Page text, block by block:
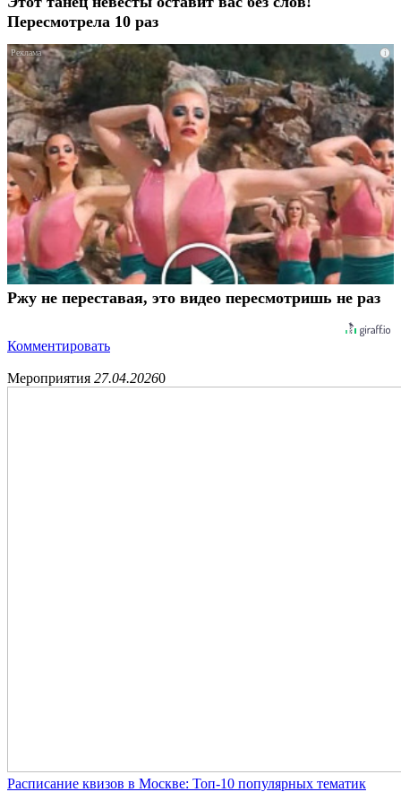
Пересмотрела 10 раз
i
Ржу не переставая, это видео пересмотришь не раз
Комментировать
Мероприятия 27.04.20260
Расписание квизов в Москве: Топ-10 популярных тематик